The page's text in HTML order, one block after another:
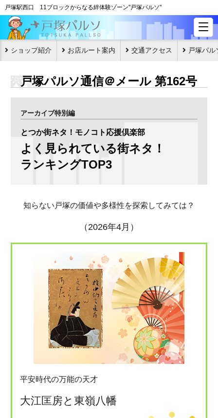
戸塚駅西口 11ブロックからなる絆体験ゾーン"戸塚パルソ"
ショップ紹介 お店ルート案内 交通アクセス 戸塚パル
戸塚パルソ通信＠メール 第162号
アーカイブ特別編
とつか街ネタ！モノコト応援倶楽部
よく見られている街ネタ！
ランキングTOP3
知らない戸塚の価値や多様性を探索してみては？
（2026年4月）
平安時代の万能の天才
大江匡房と東嶺八幡